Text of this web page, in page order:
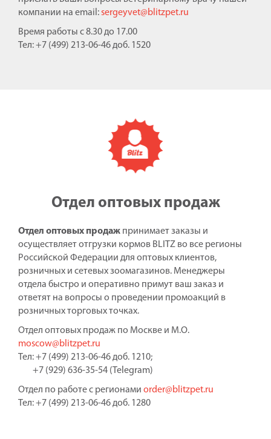
компании на email:sergeyvet@blitzpet.ru
Время работы с 8.30 до 17.00
Тел: +7 (499) 213-06-46 доб. 1520
Отдел оптовых продаж
Отдел оптовых продаж принимает заказы и
осуществляет отгрузки кормов BLITZ во все регионы
Российской Федерации для оптовых клиентов,
розничных и сетевых зоомагазинов. Менеджеры
отдела быстро и оперативно примут ваш заказ и
ответят на вопросы о проведении промоакций в
розничных торговых точках.
Отдел оптовых продаж по Москве и М.О.
moscow@blitzpet.ru
Тел: +7 (499) 213-06-46 доб. 1210;
+7 (929) 636-35-54 (Telegram)
Отдел по работе с регионами order@blitzpet.ru
Тел: +7 (499) 213-06-46 доб. 1280